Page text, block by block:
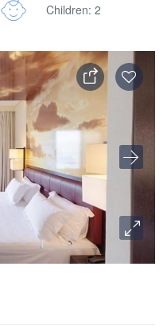
Children: 2